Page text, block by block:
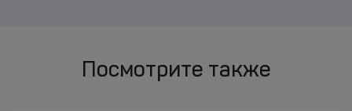
Посмотрите также